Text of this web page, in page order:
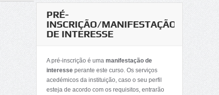
PRÉ-
INSCRIÇÃO/MANIFESTAÇÃO
DE INTERESSE
A pré-inscrição é uma manifestação de
interesse perante este curso. Os serviços
acedémicos da instituição, caso o seu perfil
esteja de acordo com os requisitos, entrarão